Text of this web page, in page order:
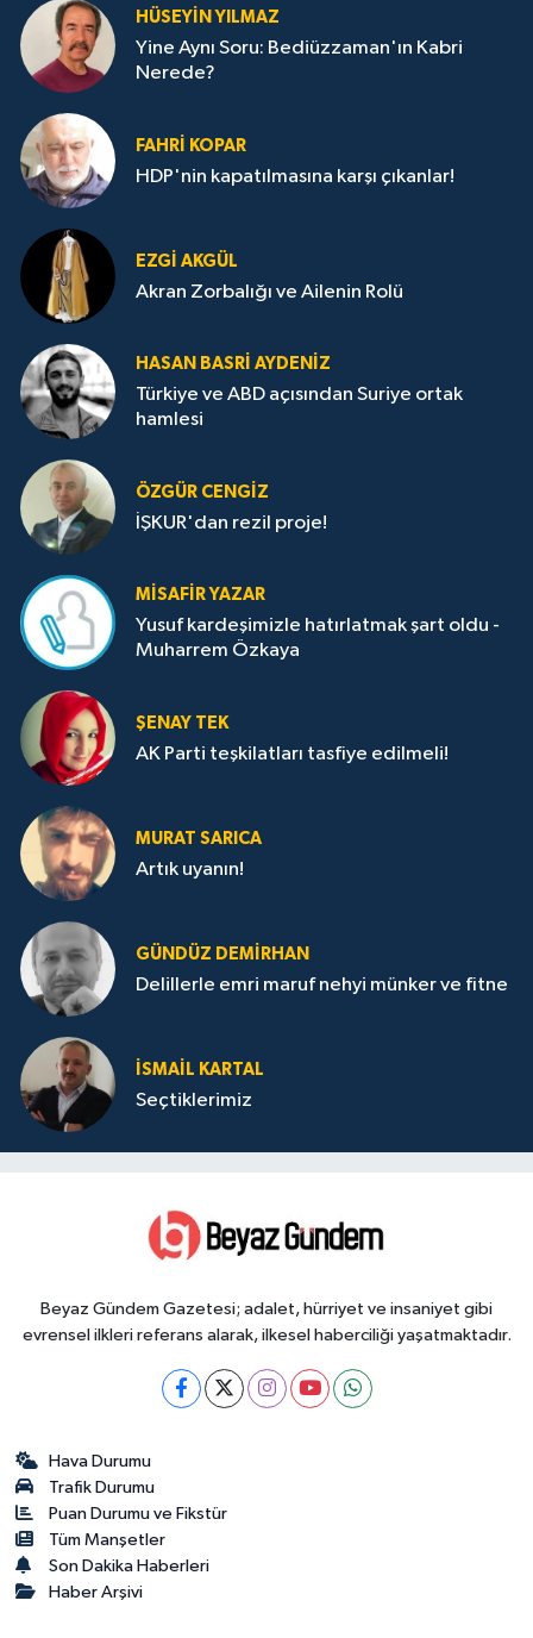
HÜSEYIN YILMAZ
Yine Aynı Soru: Bediüzzaman'ın Kabri
Nerede?
FAHRI KOPAR
HDP'nin kapatılmasına karşı çıkanlar!
EZGI AKGÜL
Akran Zorbalığı ve Ailenin Rolü
HASAN BASRI AYDENIZ
Türkiye ve ABD açısından Suriye ortak
hamlesi
ÖZGÜR CENGIZ
İŞKUR'dan rezil proje!
MISAFIR YAZAR
Yusuf kardeşimizle hatırlatmak şart oldu -
Muharrem Özkaya
ŞENAY TEK
AK Parti teşkilatları tasfiye edilmeli!
MURAT SARICA
Artık uyanın!
GÜNDÜZ DEMIRHAN
Delillerle emri maruf nehyi münker ve fitne
İSMAIL KARTAL
Seçtiklerimiz
Beyaz Gündem Gazetesi; adalet, hürriyet ve insaniyet gibi
evrensel ilkleri referans alarak, ilkesel haberciliği yaşatmaktadır.
Hava Durumu
Trafik Durumu
Puan Durumu ve Fikstür
Tüm Manşetler
Son Dakika Haberleri
Haber Arşivi